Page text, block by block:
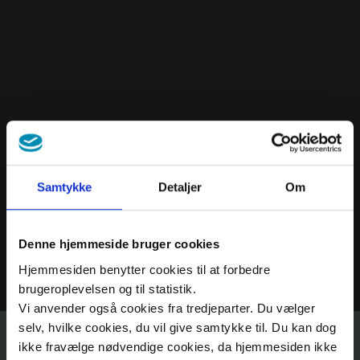
Samtykke Detaljer Om
Denne hjemmeside bruger cookies
Hjemmesiden benytter cookies til at forbedre
brugeroplevelsen og til statistik.
Vi anvender også cookies fra tredjeparter. Du vælger
selv, hvilke cookies, du vil give samtykke til. Du kan dog
ikke fravælge nødvendige cookies, da hjemmesiden ikke
Anksiyete